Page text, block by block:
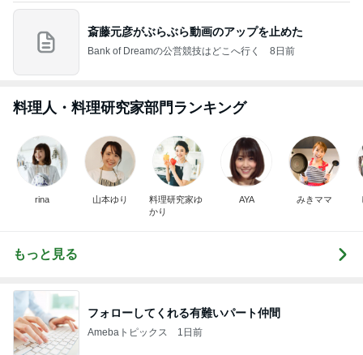
斎藤元彦がぶらぶら動画のアップを止めた
Bank of Dreamの公営競技はどこへ行く 8日前
料理人・料理研究家部門ランキング
rina 山本ゆり
料理研究家ゆ
かり
AYA みきママ
もっと見る
フォローしてくれる有難いパート仲間
Amebaトピックス 1日前